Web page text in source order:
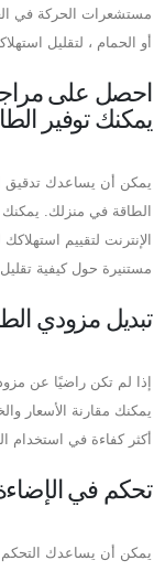
مستشعرات الحركة في
أو الحمام ، لتقليل
احصل على
يمكنك توفير
يمكن أن يساعدك تدقيق
الطاقة في منزلك.
الإنترنت لتقييم
مستنيرة حول كيفية تقليل
تبديل مزودي
إذا لم تكن راضيًا عن
يمكنك مقارنة الأسعار
أكثر كفاءة في استخدام
تحكم في
يمكن أن يساعدك التحكم